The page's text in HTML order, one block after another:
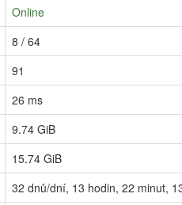
Online
8 / 64
91
26 ms
9.74 GiB
15.74 GiB
32 dnů/dní, 13 hodin, 22 minut,